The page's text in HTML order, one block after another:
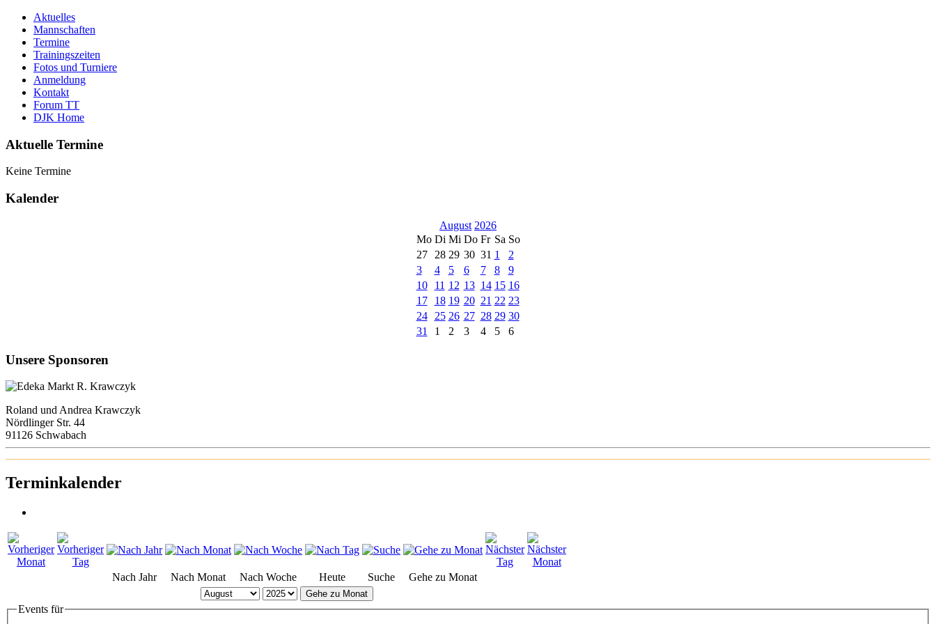
Aktuelles
Mannschaften
Termine
Trainingszeiten
Fotos und Turniere
Anmeldung
Kontakt
Forum TT
DJK Home
Aktuelle Termine
Keine Termine
Kalender
August 2026
Mo Di Mi Do Fr Sa So
27
28 29 30 31 1
2
3
4 5 6 7 8
9
10
11 12 13 14 15 16
17
18 19 20 21 22 23
24
25 26 27 28 29 30
31
1 2 3 4 5 6
Unsere Sponsoren
Roland und Andrea Krawczyk
Nördlinger Str. 44
91126 Schwabach
Terminkalender
Nach Jahr Nach Monat Nach Woche Heute Suche Gehe zu Monat
Gehe zu Monat
Events für